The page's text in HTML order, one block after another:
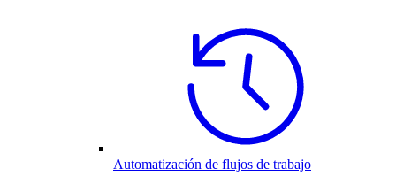
Automatización de flujos de trabajo